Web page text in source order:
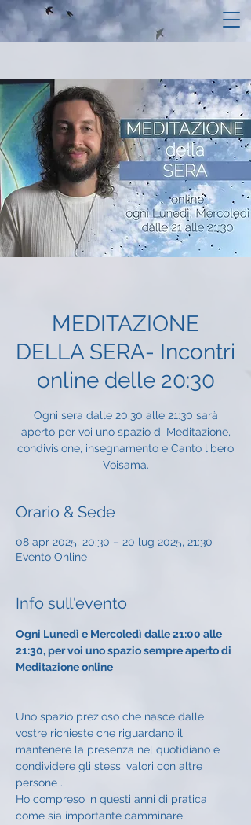
MEDITAZIONE
DELLA SERA- Incontri
online delle 20:30
Ogni sera dalle 20:30 alle 21:30 sarà
aperto per voi uno spazio di Meditazione,
condivisione, insegnamento e Canto libero
Voisama.
Orario & Sede
08 apr 2025, 20:30 – 20 lug 2025, 21:30
Evento Online
Info sull'evento
Ogni Lunedì e Mercoledì dalle 21:00 alle
21:30, per voi uno spazio sempre aperto di
Meditazione online
Uno spazio prezioso che nasce dalle
vostre richieste che riguardano il
mantenere la presenza nel quotidiano e
condividere gli stessi valori con altre
persone .
Ho compreso in questi anni di pratica
come sia importante camminare